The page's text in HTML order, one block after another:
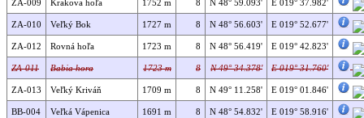
ZA-009 Krakova hoľa 1752 m 8 N 48° 59.093' E 019° 37.982'
ZA-010 Veľký Bok 1727 m 8 N 48° 56.603' E 019° 52.677'
ZA-012 Rovná hoľa 1723 m 8 N 48° 56.419' E 019° 42.823'
ZA-011 Babia hora 1723 m 8 N 49° 34.378' E 019° 31.760'
ZA-013 Veľký Kriváň 1709 m 8 N 49° 11.258' E 019° 01.846'
BB-004 Veľká Vápenica 1691 m 8 N 48° 54.832' E 019° 58.916'